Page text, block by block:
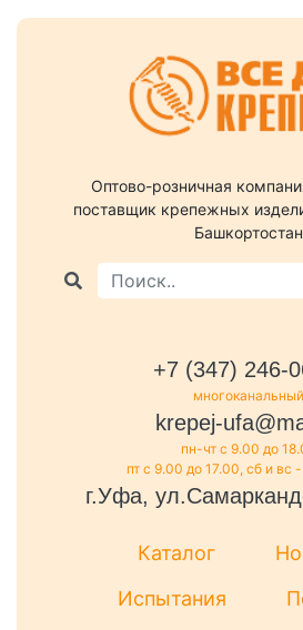
Оптово-розничная
поставщик крепежных
Башкортостан
+7 (347) 246-
многоканальный
krepej-
пн-чт с 9.00 до
пт с 9.00 до 17.00, сб и вс
г.Уфа,
Каталог
Испытания